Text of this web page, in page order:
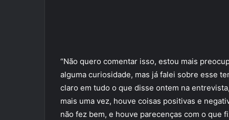
“Não quero comentar isso, estou mais
alguma curiosidade, mas já falei sobre esse
claro em tudo o que disse ontem na
mais uma vez, houve coisas positivas e
não fez bem, e houve parecenças com o que